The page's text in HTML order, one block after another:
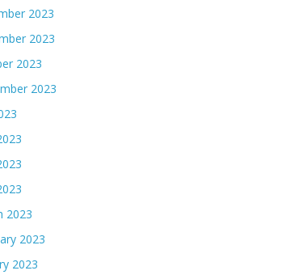
2023
2023
2023
2023
2023
2023
2023